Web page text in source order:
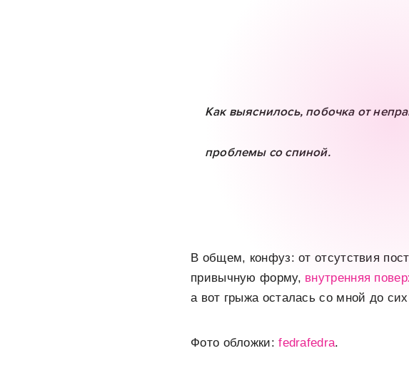
Как выяснилось, побочка от
проблемы со спиной.
В общем, конфуз: от отсутствия
привычную форму, внутренняя
а вот грыжа осталась со мной до
Фото обложки:fedrafedra.